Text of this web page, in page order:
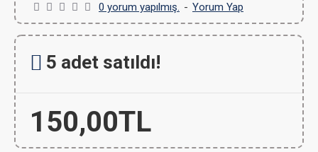
0 yorum yapılmış. - Yorum Yap
150,00TL
5 adet satıldı!